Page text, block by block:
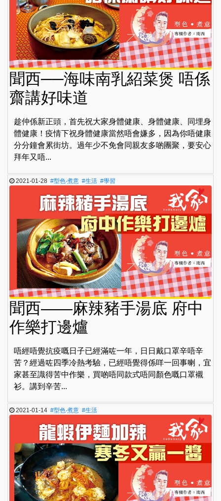
聞西──海味南乳紹菜煲 唔係
齋講好味道
趁仲係新正頭，首先祝大家身體健康、身體健康、同埋身
體健康！疫情下祝身體健康當然唔會嫌多，因為你唔健康
分分鐘會累街坊。過年少不免會同親友多啲團聚，要安心
拜年又唔...
2021-01-28#型色‧煮意 #生活 #學習
聞西——麻辣豬手湯底 府中
作樂打邊爐
唔經唔覺抗疫嘅日子已經滿咗一年，日日戴口罩辛唔辛
苦？經過咗四季冷熱考驗，已經唔覺得係咩一回事喇，宜
家甚至識得苦中作樂，買啲唔同款式唔同顏色嘅口罩襯
衫。講到辛苦...
2021-01-14#型色‧煮意 #生活